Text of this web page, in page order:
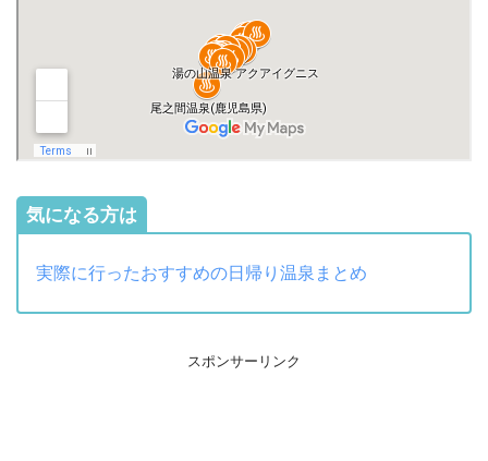
気になる方は
実際に行ったおすすめの日帰り温泉まとめ
スポンサーリンク